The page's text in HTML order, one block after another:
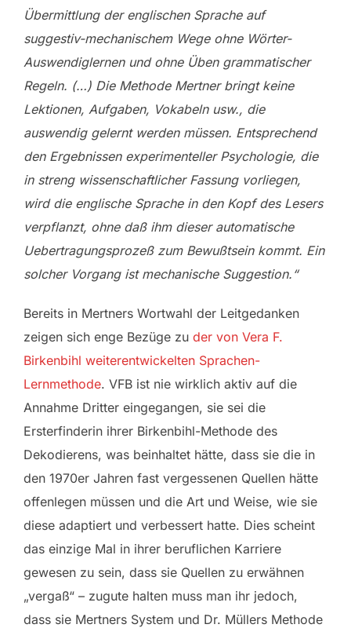
Übermittlung der englischen Sprache auf
suggestiv-mechanischem Wege ohne Wörter-
Auswendiglernen und ohne Üben grammatischer
Regeln. (…) Die Methode Mertner bringt keine
Lektionen, Aufgaben, Vokabeln usw., die
auswendig gelernt werden müssen. Entsprechend
den Ergebnissen experimenteller Psychologie, die
in streng wissenschaftlicher Fassung vorliegen,
wird die englische Sprache in den Kopf des Lesers
verpflanzt, ohne daß ihm dieser automatische
Uebertragungsprozeß zum Bewußtsein kommt. Ein
solcher Vorgang ist mechanische Suggestion.“
Bereits in Mertners Wortwahl der Leitgedanken
zeigen sich enge Bezüge zu der von Vera F.
Birkenbihl weiterentwickelten Sprachen-
Lernmethode. VFB ist nie wirklich aktiv auf die
Annahme Dritter eingegangen, sie sei die
Ersterfinderin ihrer Birkenbihl-Methode des
Dekodierens, was beinhaltet hätte, dass sie die in
den 1970er Jahren fast vergessenen Quellen hätte
offenlegen müssen und die Art und Weise, wie sie
diese adaptiert und verbessert hatte. Dies scheint
das einzige Mal in ihrer beruflichen Karriere
gewesen zu sein, dass sie Quellen zu erwähnen
„vergaß“ – zugute halten muss man ihr jedoch,
dass sie Mertners System und Dr. Müllers Methode